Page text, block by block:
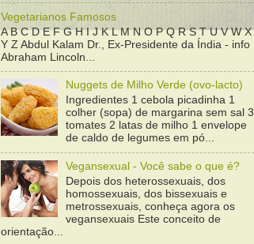
Vegetarianos Famosos
A B C D E F G H I J K L M N O P Q R S T U V W X
Y Z Abdul Kalam Dr., Ex-Presidente da Índia - info
Abraham Lincoln...
Nuggets de Milho Verde (ovo-lacto)
Ingredientes 1 cebola picadinha 1
colher (sopa) de margarina sem sal 3
tomates 2 latas de milho 1 envelope
de caldo de legumes em pó...
Vegansexual - Você sabe o que é?
Depois dos heterossexuais, dos
homossexuais, dos bissexuais e
metrossexuais, conheça agora os
vegansexuais Este conceito de
orientação...